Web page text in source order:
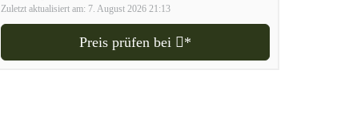
Zuletzt aktualisiert am: 7. August 2026 21:13
Preis prüfen bei *